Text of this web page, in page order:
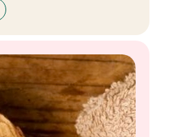
доля переработки
сортируемых отходов —
Значит всё больше
окружающей среде. Я
в наших руках». А цена
высока — это
нас, здоровье нашей